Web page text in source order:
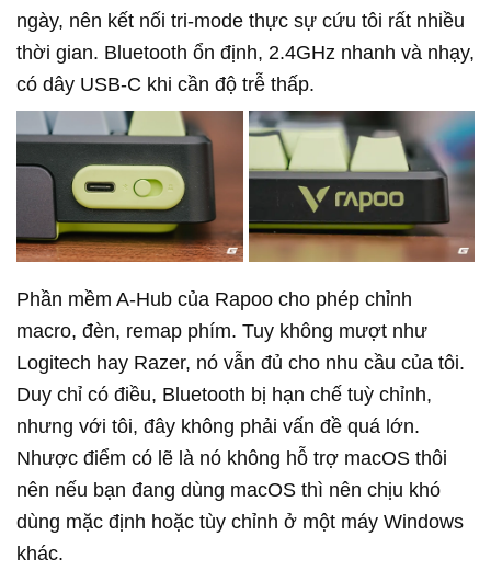
ngày, nên kết nối tri-mode thực sự cứu tôi rất nhiều
thời gian. Bluetooth ổn định, 2.4GHz nhanh và nhạy,
có dây USB-C khi cần độ trễ thấp.
Phần mềm A-Hub của Rapoo cho phép chỉnh
macro, đèn, remap phím. Tuy không mượt như
Logitech hay Razer, nó vẫn đủ cho nhu cầu của tôi.
Duy chỉ có điều, Bluetooth bị hạn chế tuỳ chỉnh,
nhưng với tôi, đây không phải vấn đề quá lớn.
Nhược điểm có lẽ là nó không hỗ trợ macOS thôi
nên nếu bạn đang dùng macOS thì nên chịu khó
dùng mặc định hoặc tùy chỉnh ở một máy Windows
khác.